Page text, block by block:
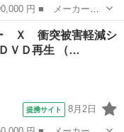
名： ＨＩＤライ
ィンドウ、ラジオ、Ｃ
Ｘ 衝突被害軽減シ
ＶＤ再生 （…
提携サイト 8月2日